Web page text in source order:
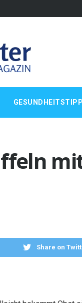
Share on